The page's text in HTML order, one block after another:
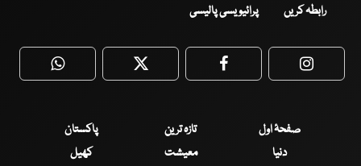
رابطہ کریں پرائیویسی پالیسی
WhatsApp Twitter Facebook
صفحۂ اول تازہ ترین
پاکستان
دنیا
معیشت کھیل